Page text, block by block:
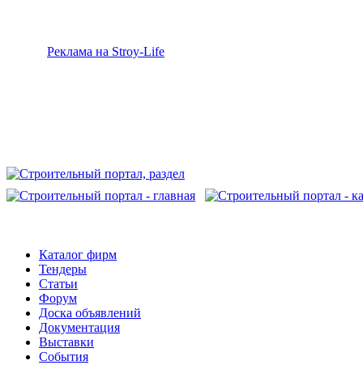
Реклама на Stroy-Life
Каталог фирм
Тендеры
Статьи
Форум
Доска объявлений
Документация
Выставки
События